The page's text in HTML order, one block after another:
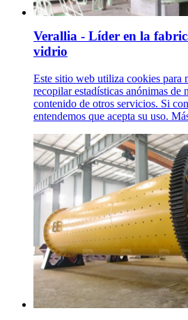
Verallia - Líder en la
vidrio
Este sitio web utiliza cookies para
recopilar estadísticas anónimas de
contenido de otros servicios. Si
entendemos que acepta su uso.